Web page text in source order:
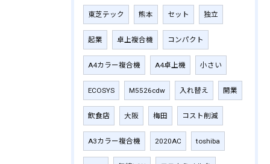
東芝テック 熊本 セット 独立
起業 卓上複合機 コンパクト
A4カラー複合機 A4卓上機 小さい
ECOSYS M5526cdw 入れ替え 開業
飲食店 大阪 梅田 コスト削減
A3カラー複合機 2020AC toshiba